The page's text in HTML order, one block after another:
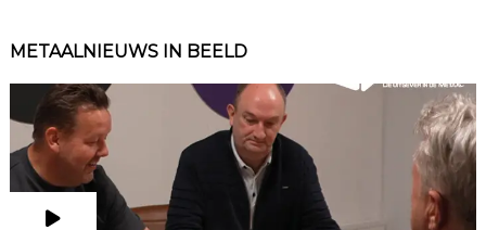
METAALNIEUWS IN BEELD